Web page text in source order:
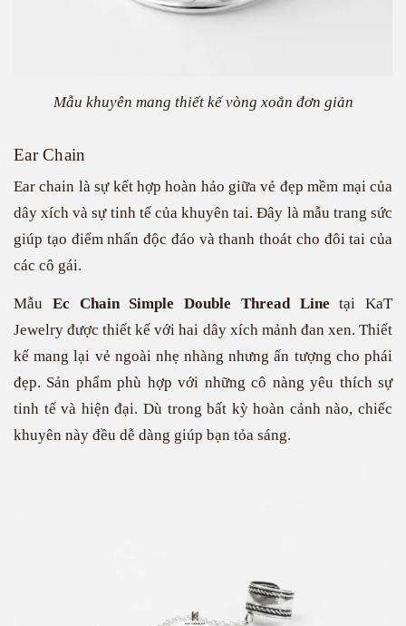
Mẫu khuyên mang thiết kế vòng xoắn đơn giản
Ear Chain
Ear chain là sự kết hợp hoàn hảo giữa vẻ đẹp mềm mại của
dây xích và sự tinh tế của khuyên tai. Đây là mẫu trang sức
giúp tạo điểm nhấn độc đáo và thanh thoát cho đôi tai của
các cô gái.
Mẫu Ec Chain Simple Double Thread Line tại KaT
Jewelry được thiết kế với hai dây xích mảnh đan xen. Thiết
kế mang lại vẻ ngoài nhẹ nhàng nhưng ấn tượng cho phái
đẹp. Sản phẩm phù hợp với những cô nàng yêu thích sự
tinh tế và hiện đại. Dù trong bất kỳ hoàn cảnh nào, chiếc
khuyên này đều dễ dàng giúp bạn tỏa sáng.